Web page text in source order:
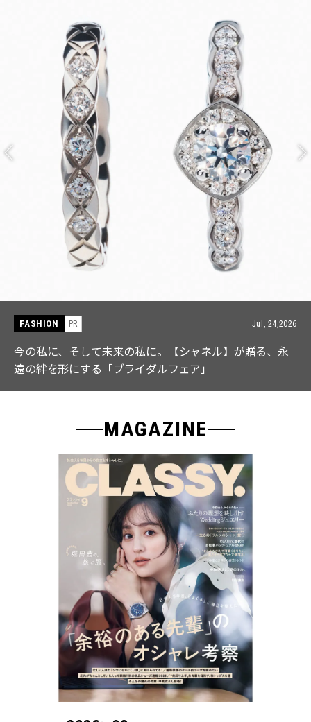
FASHION PR Jul, 15,2026
【ICB】人気インフルエンサーと共同制作! 週5で着たく
なる「名品ブラウス」２選
MAGAZINE